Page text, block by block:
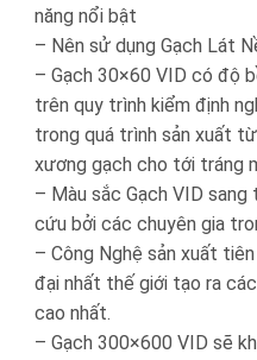
năng nổi bật
– Nên sử dụng Gạch Lát
– Gạch 30×60 VID có độ
trên quy trình kiểm định
trong quá trình sản xuất
xương gạch cho tới tráng
– Màu sắc Gạch VID
cứu bởi các chuyên gia
– Công Nghệ sản xuất
đại nhất thế giới tạo ra
cao nhất.
– Gạch 300×600 VID sẽ